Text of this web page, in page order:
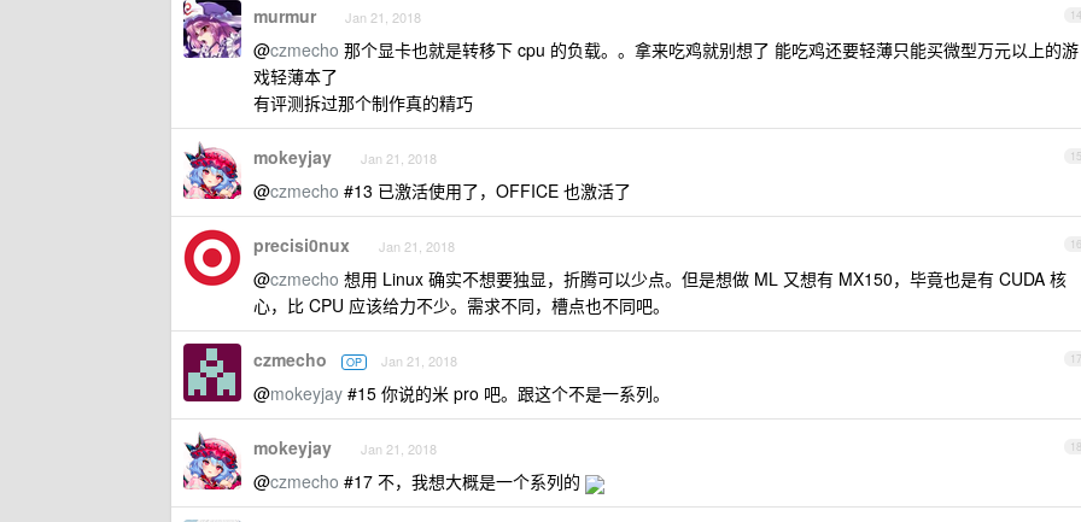
14
murmur Jan 21, 2018
@czmecho 那个显卡也就是转移下 cpu 的负载。。拿来吃鸡就别想了 能吃鸡还要轻薄只能买微型万元以上的游
戏轻薄本了
有评测拆过那个制作真的精巧
15
mokeyjay Jan 21, 2018
@czmecho #13 已激活使用了，OFFICE 也激活了
16
precisi0nux Jan 21, 2018
@czmecho 想用 Linux 确实不想要独显，折腾可以少点。但是想做 ML 又想有 MX150，毕竟也是有 CUDA 核
心，比 CPU 应该给力不少。需求不同，槽点也不同吧。
17
czmecho OP Jan 21, 2018
@mokeyjay #15 你说的米 pro 吧。跟这个不是一系列。
18
mokeyjay Jan 21, 2018
@czmecho #17 不，我想大概是一个系列的